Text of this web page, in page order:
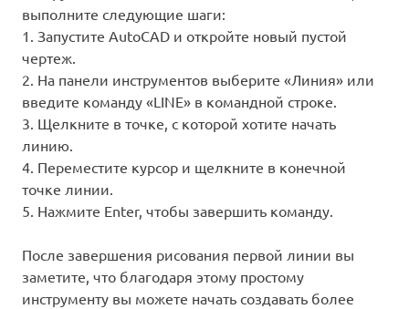
выполните следующие шаги:
1. Запустите AutoCAD и откройте новый пустой
чертеж.
2. На панели инструментов выберите «Линия» или
введите команду «LINE» в командной строке.
3. Щелкните в точке, с которой хотите начать
линию.
4. Переместите курсор и щелкните в конечной
точке линии.
5. Нажмите Enter, чтобы завершить команду.
После завершения рисования первой линии вы
заметите, что благодаря этому простому
инструменту вы можете начать создавать более